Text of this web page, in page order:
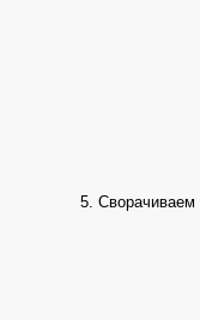
5. Сворачиваем